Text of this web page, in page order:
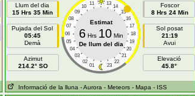
Llum del dia
15 Hrs 35 Min
Pujada del Sol
05:45
Demà
Azimut
214.2° SO
11 13
10
14
09
15
08
16
07
17
06
18
05
19
04
20
03
21
02
22
01 23
Estimat
6Hrs 10Min
De llum del dia
Foscor
8 Hrs 24 Min
Sol posat
21:19
Avui
Elevació
45.8°
Informació de la lluna - Aurora - Meteors - Mapa - ISS